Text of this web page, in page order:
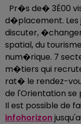
Pr�s de� 3É00
d�placement. Les
discuter,
spatial, du
num�rique. 7
m�tiers qui
rat� le rendez-
de l'Orientation se
Il est possible de
infohorizon